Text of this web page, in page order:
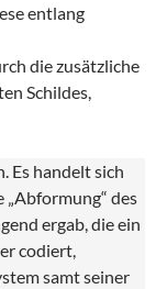
entlang
die zusätzliche
Schildes,
Es handelt sich
„Abformung“ des
ergab, die ein
codiert,
samt seiner